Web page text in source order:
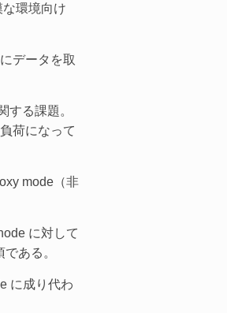
環境向け
データを取
する課題。
荷になって
mode（非
に対して
ある。
に成り代わ